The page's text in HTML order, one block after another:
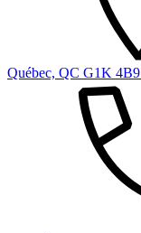
Québec, QC G1K 4B9